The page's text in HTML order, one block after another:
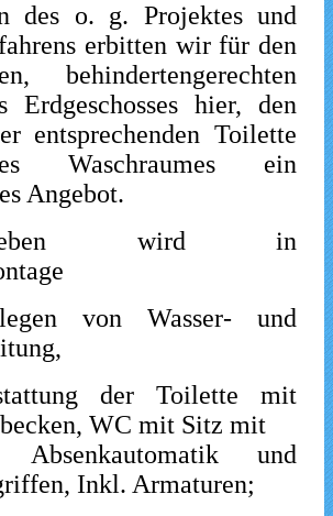
des o. g. Projektes und
erbitten wir für den
behindertengerechten
Erdgeschosses hier, den
entsprechenden Toilette
Waschraumes ein
Angebot.
wird in
von Wasser- und
der Toilette mit
WC mit Sitz mit
und
Inkl. Armaturen;